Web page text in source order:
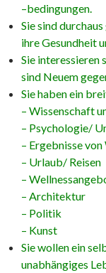
–bedingungen.
Sie sind
ihre Gesundheit
Sie interessieren
sind Neuem
Sie haben ein
– Wissenschaft
– Psychologie/
– Ergebnisse
– Urlaub/ Reisen
–
– Architektur
– Politik
– Kunst
Sie wollen ein
unabhängiges